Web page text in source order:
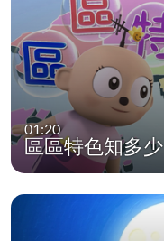
01:20
區區特色知多少